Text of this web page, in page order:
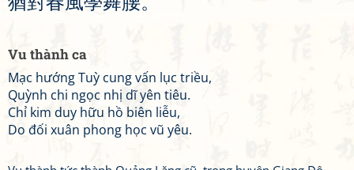
Vu thành ca
Mạc hướng Tuỳ cung vấn lục triều,
Quỳnh chi ngọc nhị dĩ yên tiêu.
Chỉ kim duy hữu hồ biên liễu,
Do đối xuân phong học vũ yêu.